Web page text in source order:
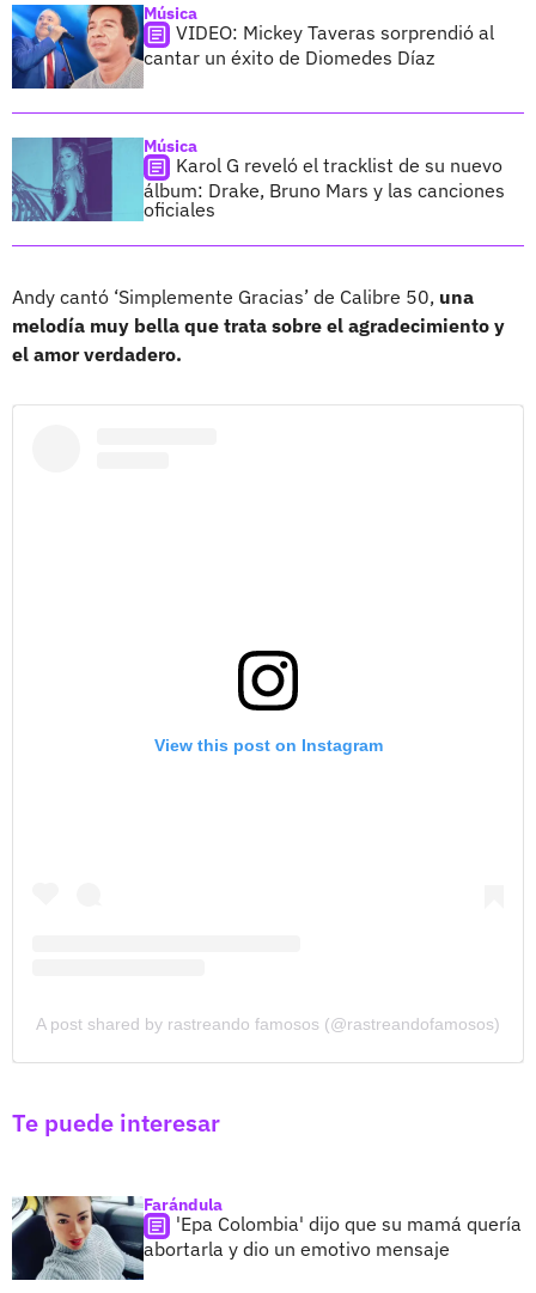
Música
VIDEO: Mickey Taveras sorprendió al
cantar un éxito de Diomedes Díaz
Música
Karol G reveló el tracklist de su nuevo
álbum: Drake, Bruno Mars y las canciones
oficiales
Andy cantó ‘Simplemente Gracias’ de Calibre 50, una
melodía muy bella que trata sobre el agradecimiento y
el amor verdadero.
View this post on Instagram
A post shared by rastreando famosos (@rastreandofamosos)
Te puede interesar
Farándula
'Epa Colombia' dijo que su mamá quería
abortarla y dio un emotivo mensaje